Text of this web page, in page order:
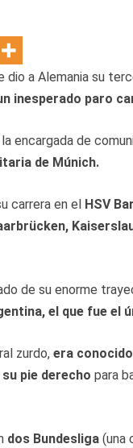
dio a Alemania su
inesperado paro
encargada de
de Múnich.
carrera en el HSV
de su enorme
el que fue el
zurdo, era
pie derecho para
dos Bundesliga (una